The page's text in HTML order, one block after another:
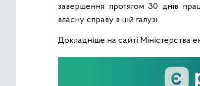
завершення протягом 30 днів
власну справу в цій галузі.
Докладніше на сайті Міністерства